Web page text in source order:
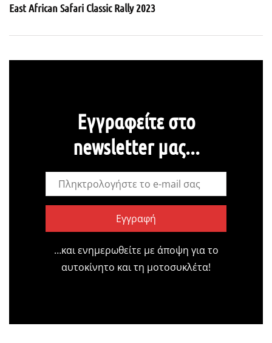
East African Safari Classic Rally 2023
Εγγραφείτε στο
newsletter μας...
Εγγραφή
…και ενημερωθείτε με άποψη για το
αυτοκίνητο και τη μοτοσυκλέτα!